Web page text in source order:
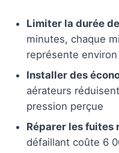
Limiter la durée
minutes, chaque
représente
Installer des
aérateurs
pression perçue
Réparer les fuites
défaillant coûte 6